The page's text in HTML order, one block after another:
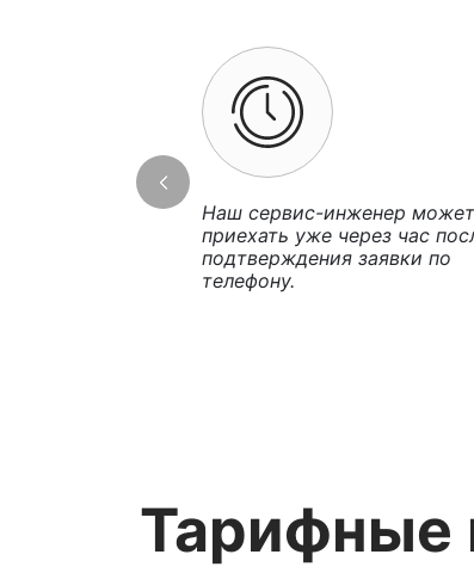
Наш сервис-инженер может
приехать уже через час
подтверждения заявки по
телефону.
Тарифные